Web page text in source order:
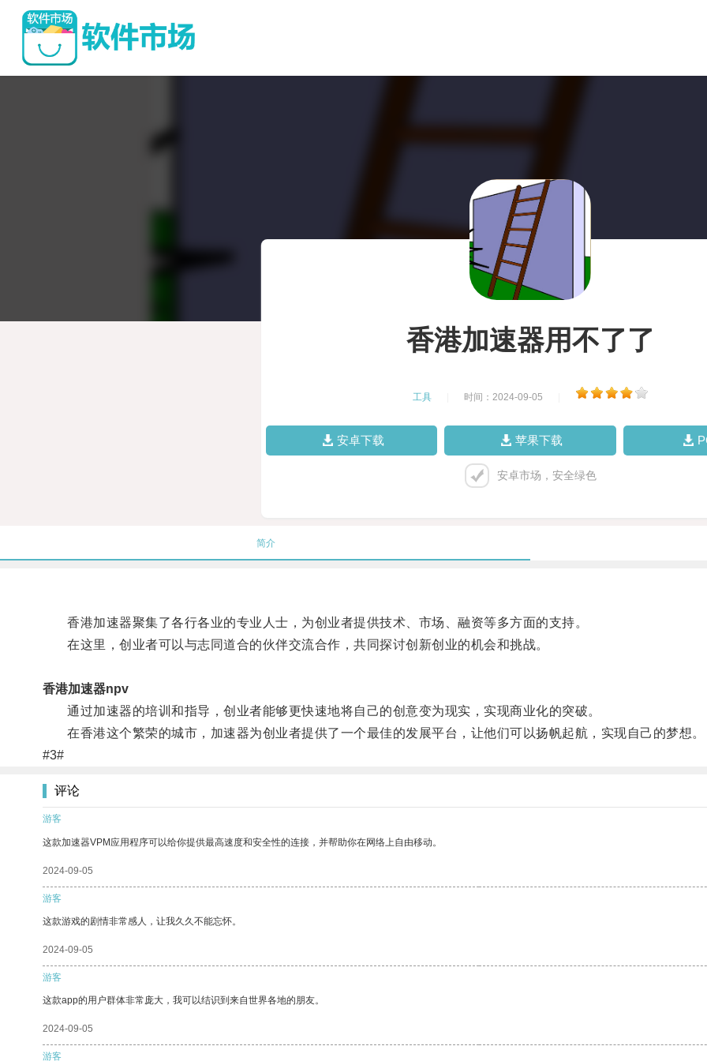
香港加速器用不了了
工具 时间：2024-09-05
安卓下载 苹果下载
安卓市场，安全绿色
简介
香港加速器聚集了各行各业的专业人士，为创业者提供技术、市场、融资等多方面的支持。
在这里，创业者可以与志同道合的伙伴交流合作，共同探讨创新创业的机会和挑战。
香港加速器npv
通过加速器的培训和指导，创业者能够更快速地将自己的创意变为现实，实现商业化的突破。
在香港这个繁荣的城市，加速器为创业者提供了一个最佳的发展平台，让他们可以扬帆起航，实现自己的梦想。
#3#
评论
游客
这款加速器VPM应用程序可以给你提供最高速度和安全性的连接，并帮助你在网络上自由移动。
2024-09-05
游客
这款游戏的剧情非常感人，让我久久不能忘怀。
2024-09-05
游客
这款app的用户群体非常庞大，我可以结识到来自世界各地的朋友。
2024-09-05
游客